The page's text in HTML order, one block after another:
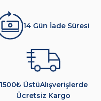
14 Gün İade Süresi
1500₺ ÜstüAlışverişlerde
Ücretsiz Kargo